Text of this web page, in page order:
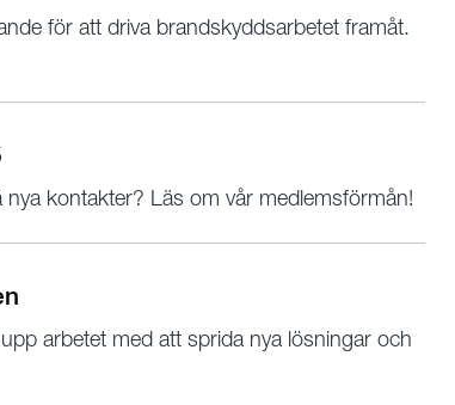
för att driva brandskyddsarbetet framåt.
kontakter? Läs om vår medlemsförmån!
arbetet med att sprida nya lösningar och